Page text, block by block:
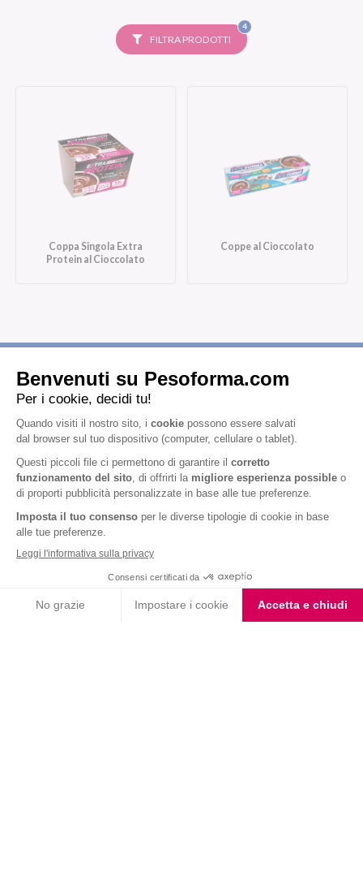
FILTRA PRODOTTI
4FILTRI
SELEZIONATI
Coppa Singola Extra
Protein al Cioccolato
Coppe al Cioccolato
Iscriviti alla newsletter
informativa privacy
, acconsento all'iscrizione alla newsletter
periodica di Nutrition et Santé
Nutrition & Sante' Italia Spa